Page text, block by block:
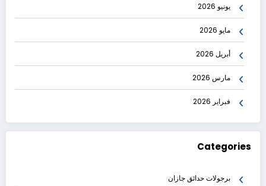
يونيو 2026
مايو 2026
أبريل 2026
مارس 2026
فبراير 2026
Categories
برجولات حدائق جازان